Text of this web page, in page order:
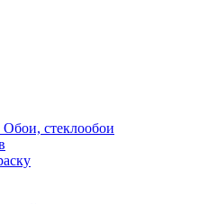
Обои, стеклообои